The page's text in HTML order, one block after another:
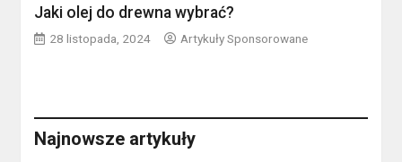
Jaki olej do drewna wybrać?
28 listopada, 2024 Artykuły Sponsorowane
Najnowsze artykuły